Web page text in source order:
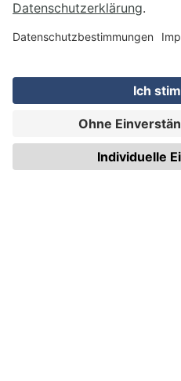
Illerstraße 15
71522 Backnang
Tel.: +49 (0) 711 995 982 - 20
Fax: +49 (0) 711 995 982 - 21